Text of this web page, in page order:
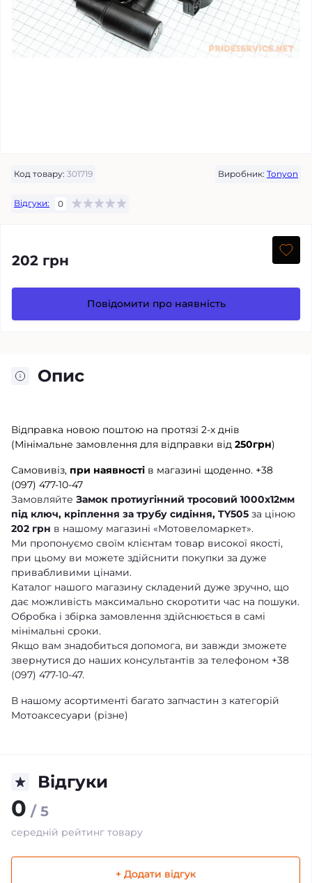
Код товару: 301719 Виробник: Tonyon
Відгуки: 0
202 грн
Повідомити про наявність
Опис
Відправка новою поштою на протязі 2-х днів
(Мінімальне замовлення для відправки від 250грн)
Самовивіз, при наявності в магазині щоденно. +38
(097) 477-10-47
Замовляйте Замок протиугінний тросовий 1000х12мм
під ключ, кріплення за трубу сидіння, TY505 за ціною
202 грн в нашому магазині «Мотовеломаркет».
Ми пропонуємо своїм клієнтам товар високої якості,
при цьому ви можете здійснити покупки за дуже
привабливими цінами.
Каталог нашого магазину складений дуже зручно, що
дає можливість максимально скоротити час на пошуки.
Обробка і збірка замовлення здійснюється в самі
мінімальні сроки.
Якщо вам знадобиться допомога, ви завжди зможете
звернутися до наших консультантів за телефоном +38
(097) 477-10-47.
В нашому асортименті багато запчастин з категорій
Мотоаксесуари (різне)
Відгуки
0 / 5
середній рейтинг товару
+ Додати відгук